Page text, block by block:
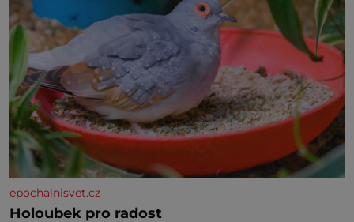
epochalnisvet.cz
Holoubek pro radost